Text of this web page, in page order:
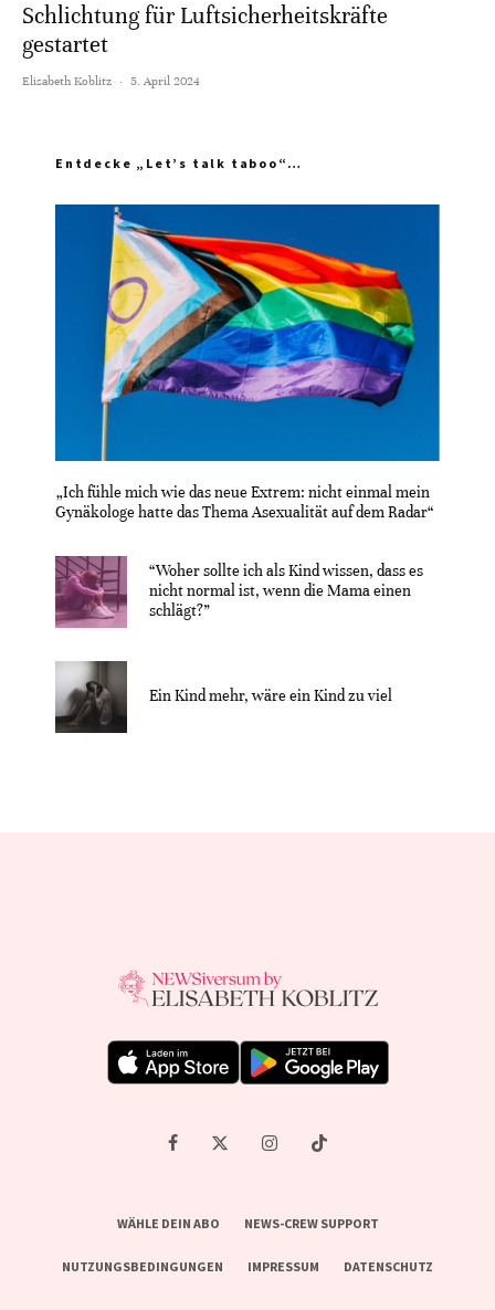
Schlichtung für Luftsicherheitskräfte
gestartet
Elisabeth Koblitz · 5. April 2024
Entdecke „Let’s talk taboo“…
„Ich fühle mich wie das neue Extrem: nicht einmal mein
Gynäkologe hatte das Thema Asexualität auf dem Radar“
“Woher sollte ich als Kind wissen, dass es
nicht normal ist, wenn die Mama einen
schlägt?”
Ein Kind mehr, wäre ein Kind zu viel
WÄHLE DEIN ABO NEWS-CREW SUPPORT
NUTZUNGSBEDINGUNGEN IMPRESSUM DATENSCHUTZ